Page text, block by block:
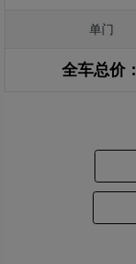
单门
全车总价：